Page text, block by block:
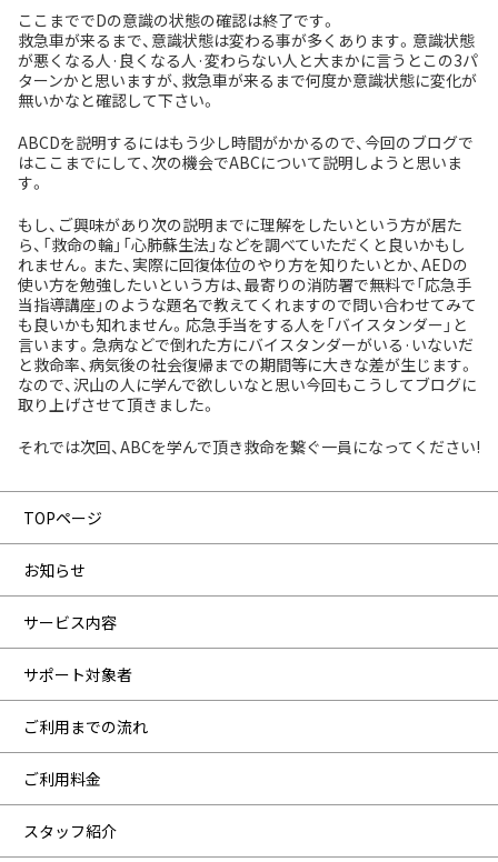
ここまででDの意識の状態の確認は終了です。
救急車が来るまで、意識状態は変わる事が多くあります。意識状態
が悪くなる人·良くなる人·変わらない人と大まかに言うとこの3パ
ターンかと思いますが、救急車が来るまで何度か意識状態に変化が
無いかなと確認して下さい。
ABCDを説明するにはもう少し時間がかかるので、今回のブログで
はここまでにして、次の機会でABCについて説明しようと思いま
す。
もし、ご興味があり次の説明までに理解をしたいという方が居た
ら、「救命の輪」「心肺蘇生法」などを調べていただくと良いかもし
れません。また、実際に回復体位のやり方を知りたいとか、AEDの
使い方を勉強したいという方は、最寄りの消防署で無料で「応急手
当指導講座」のような題名で教えてくれますので問い合わせてみて
も良いかも知れません。応急手当をする人を「バイスタンダー」と
言います。急病などで倒れた方にバイスタンダーがいる·いないだ
と救命率、病気後の社会復帰までの期間等に大きな差が生じます。
なので、沢山の人に学んで欲しいなと思い今回もこうしてブログに
取り上げさせて頂きました。
それでは次回、ABCを学んで頂き救命を繋ぐ一員になってください!
TOPページ
お知らせ
サービス内容
サポート対象者
ご利用までの流れ
ご利用料金
スタッフ紹介